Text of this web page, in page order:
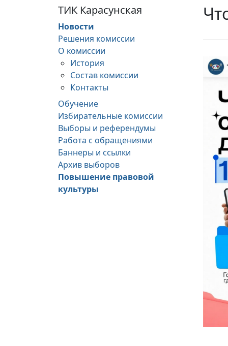
ТИК Карасунская
Новости
Решения комиссии
О комиссии
История
Состав комиссии
Контакты
Обучение
Избирательные комиссии
Выборы и референдумы
Работа с обращениями
Баннеры и ссылки
Архив выборов
Повышение правовой
культуры